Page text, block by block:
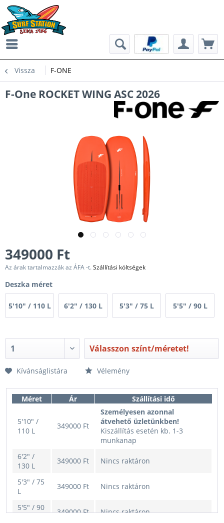
Vissza F-ONE
F-One ROCKET WING ASC 2026
349000 Ft
Az árak tartalmazzák az ÁFA -t.Szállítási költségek
Deszka méret
5'10" / 110 L 6'2" / 130 L 5'3" / 75 L 5'5" / 90 L
Válasszon színt/méretet!
Kívánságlistára Vélemény
Méret Ár Szállítási idő
5'10" /
110 L
349000 Ft
Személyesen azonnal
átvehető üzletünkben!
Kiszállítás esetén kb. 1-3
munkanap
6'2" /
130 L
349000 Ft Nincs raktáron
5'3" / 75
L
349000 Ft Nincs raktáron
5'5" / 90
349000 Ft
Nincs raktáron